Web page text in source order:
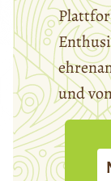
und